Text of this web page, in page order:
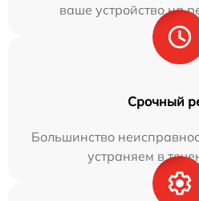
ваше устройство на
Срочный
Большинство
устраняем в